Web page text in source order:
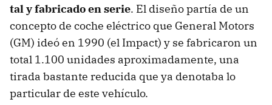
tal y fabricado en serie. El diseño partía de un
concepto de coche eléctrico que General Motors
(GM) ideó en 1990 (el Impact) y se fabricaron un
total 1.100 unidades aproximadamente, una
tirada bastante reducida que ya denotaba lo
particular de este vehículo.